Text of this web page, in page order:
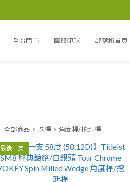
全台門市 團體印球 部落格首頁
全部商品 >球桿> 角度桿/挖起桿
最後一支